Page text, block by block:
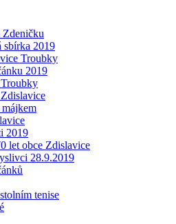
Zdeničku
sbírka 2019
Troubky
2019
2019
let obce Zdislavice
28.9.2019
tenise